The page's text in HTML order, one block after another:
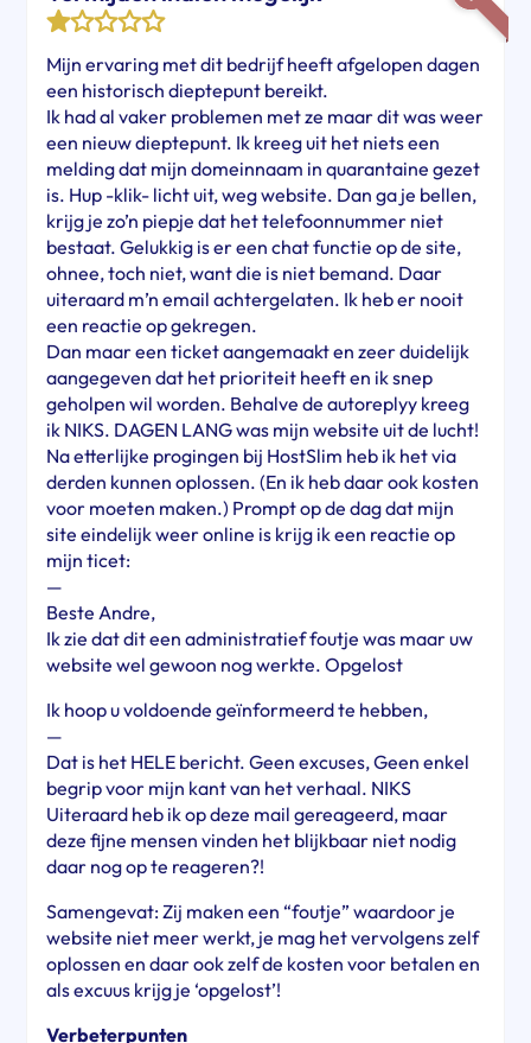
Mijn ervaring met dit bedrijf heeft afgelopen dagen
een historisch dieptepunt bereikt.
Ik had al vaker problemen met ze maar dit was weer
een nieuw dieptepunt. Ik kreeg uit het niets een
melding dat mijn domeinnaam in quarantaine gezet
is. Hup -klik- licht uit, weg website. Dan ga je bellen,
krijg je zo’n piepje dat het telefoonnummer niet
bestaat. Gelukkig is er een chat functie op de site,
ohnee, toch niet, want die is niet bemand. Daar
uiteraard m’n email achtergelaten. Ik heb er nooit
een reactie op gekregen.
Dan maar een ticket aangemaakt en zeer duidelijk
aangegeven dat het prioriteit heeft en ik snep
geholpen wil worden. Behalve de autoreplyy kreeg
ik NIKS. DAGEN LANG was mijn website uit de lucht!
Na etterlijke progingen bij HostSlim heb ik het via
derden kunnen oplossen. (En ik heb daar ook kosten
voor moeten maken.) Prompt op de dag dat mijn
site eindelijk weer online is krijg ik een reactie op
mijn ticet:
—
Beste Andre,
Ik zie dat dit een administratief foutje was maar uw
website wel gewoon nog werkte. Opgelost
Ik hoop u voldoende geïnformeerd te hebben,
—
Dat is het HELE bericht. Geen excuses, Geen enkel
begrip voor mijn kant van het verhaal. NIKS
Uiteraard heb ik op deze mail gereageerd, maar
deze fijne mensen vinden het blijkbaar niet nodig
daar nog op te reageren?!
Samengevat: Zij maken een “foutje” waardoor je
website niet meer werkt, je mag het vervolgens zelf
oplossen en daar ook zelf de kosten voor betalen en
als excuus krijg je ‘opgelost’!
Verbeterpunten